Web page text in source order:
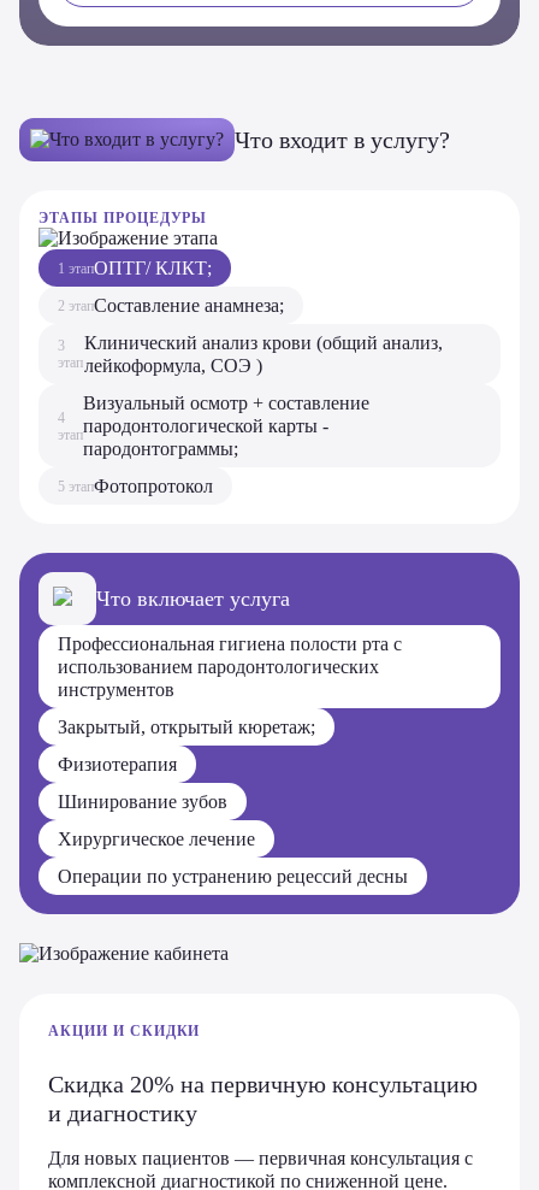
Что входит в услугу?
ЭТАПЫ ПРОЦЕДУРЫ
1 этапОПТГ/ КЛКТ;
2 этапСоставление анамнеза;
3
этап
Клинический анализ крови (общий анализ,
лейкоформула, СОЭ )
4
этап
Визуальный осмотр + составление
пародонтологической карты -
пародонтограммы;
5 этапФотопротокол
Что включает услуга
Профессиональная гигиена полости рта с
использованием пародонтологических
инструментов
Закрытый, открытый кюретаж;
Физиотерапия
Шинирование зубов
Хирургическое лечение
Операции по устранению рецессий десны
АКЦИИ И СКИДКИ
Скидка 20% на первичную консультацию
и диагностику
Для новых пациентов — первичная консультация с
комплексной диагностикой по сниженной цене.